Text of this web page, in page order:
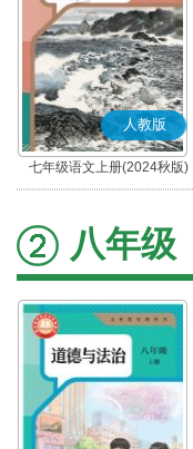
人教版
七年级语文上册(2024秋版)
(部编版)
八年级